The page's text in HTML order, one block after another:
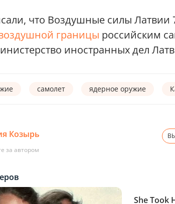
что Воздушные силы Латвии
границы российским
иностранных дел
самолет ядерное оружие
Козырь
за автором